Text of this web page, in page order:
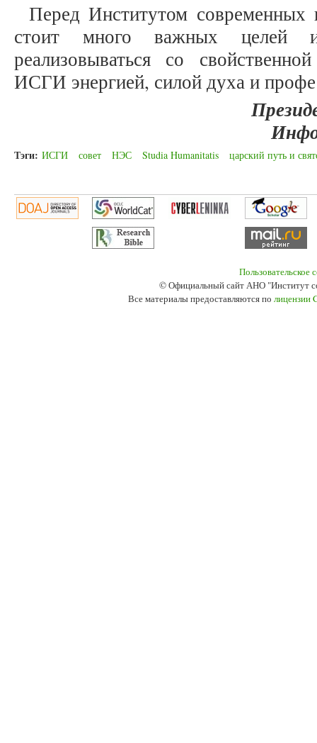
Перед Институтом современных
стоит много важных целей
реализовываться со
ИСГИ энергией, силой духа и
Тэги: ИСГИ совет НЭС Studia Humanitatis царский путь и
Пользовательское
© Официальный сайт АНО "Институт
Все материалы предоставляются по лицензии